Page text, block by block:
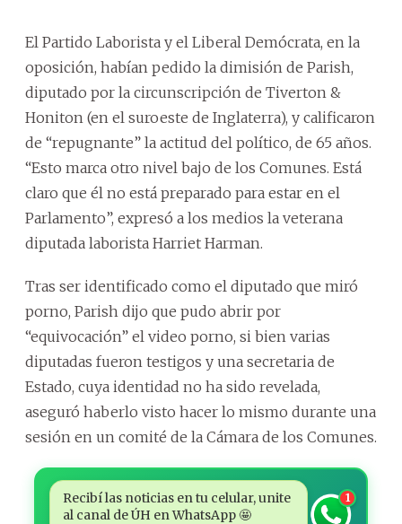
El Partido Laborista y el Liberal Demócrata, en la
oposición, habían pedido la dimisión de Parish,
diputado por la circunscripción de Tiverton &
Honiton (en el suroeste de Inglaterra), y calificaron
de “repugnante” la actitud del político, de 65 años.
“Esto marca otro nivel bajo de los Comunes. Está
claro que él no está preparado para estar en el
Parlamento”, expresó a los medios la veterana
diputada laborista Harriet Harman.
Tras ser identificado como el diputado que miró
porno, Parish dijo que pudo abrir por
“equivocación” el video porno, si bien varias
diputadas fueron testigos y una secretaria de
Estado, cuya identidad no ha sido revelada,
aseguró haberlo visto hacer lo mismo durante una
sesión en un comité de la Cámara de los Comunes.
Recibí las noticias en tu celular, unite
al canal de ÚH en WhatsApp 🤩
1